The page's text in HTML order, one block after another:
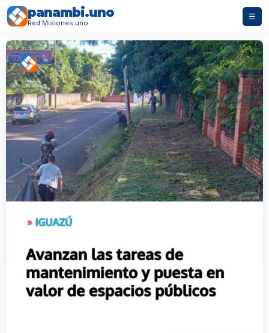
panambi.uno
Red Misiones.uno
☰